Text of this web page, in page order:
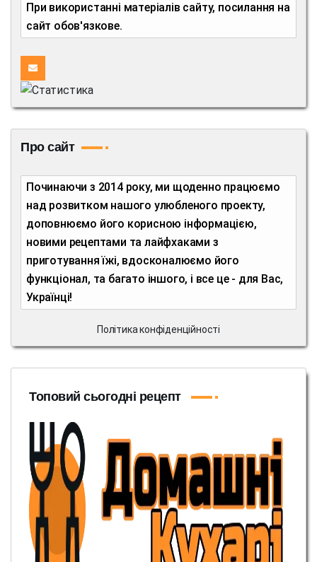
При використанні матеріалів сайту, посилання на
сайт обов'язкове.
Про сайт
Починаючи з 2014 року, ми щоденно працюємо
над розвитком нашого улюбленого проекту,
доповнюємо його корисною інформацією,
новими рецептами та лайфхаками з
приготування їжі, вдосконалюємо його
функціонал, та багато іншого, і все це - для Вас,
Українці!
Політика конфіденційності
Топовий сьогодні рецепт